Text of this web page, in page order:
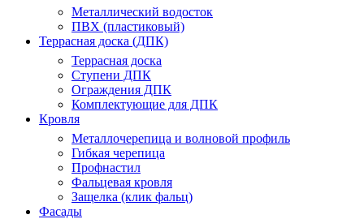
Металлический водосток
ПВХ (пластиковый)
Террасная доска (ДПК)
Террасная доска
Ступени ДПК
Ограждения ДПК
Комплектующие для ДПК
Кровля
Металлочерепица и волновой профиль
Гибкая черепица
Профнастил
Фальцевая кровля
Защелка (клик фальц)
Фасады